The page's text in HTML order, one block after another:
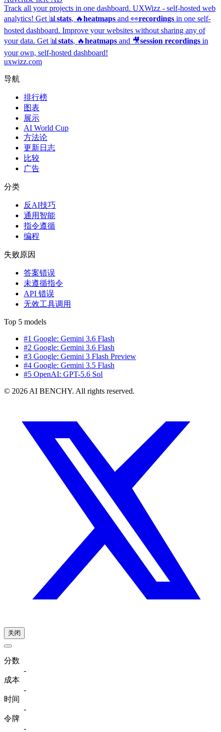
Track all your projects in one dashboard. UXWizz - self-hosted web
analytics! Get 📊 stats, 🔥heatmaps and 👀recordings in one self-
hosted dashboard. Improve your websites without sharing any of
your data. Get 📊 stats, 🔥heatmaps and 🎥session recordings in
your own, self-hosted dashboard!
uxwizz.com
导航
排行榜
图表
展示
AI World Cup
方法论
更新日志
比较
广告
分类
反AI技巧
通用智能
指令遵循
编程
失败原因
答案错误
未遵循指令
API 错误
无效工具调用
Top 5 models
#1 Google: Gemini 3.6 Flash
#2 Google: Gemini 3.6 Flash
#3 Google: Gemini 3 Flash Preview
#4 Google: Gemini 3.5 Flash
#5 OpenAI: GPT-5.6 Sol
© 2026 AI BENCHY. All rights reserved.
关闭
分数
-
成本
-
时间
-
令牌
-